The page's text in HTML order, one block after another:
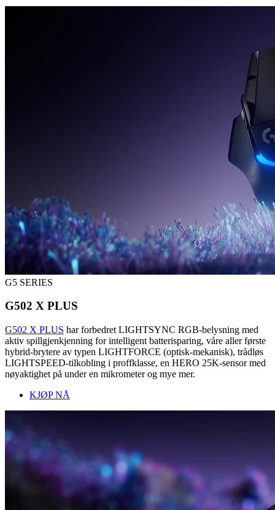
G5 SERIES
G502 X PLUS
G502 X PLUS har forbedret LIGHTSYNC RGB-belysning med
aktiv spillgjenkjenning for intelligent batterisparing, våre aller første
hybrid-brytere av typen LIGHTFORCE (optisk-mekanisk), trådløs
LIGHTSPEED-tilkobling i proffklasse, en HERO 25K-sensor med
nøyaktighet på under en mikrometer og mye mer.
KJØP NÅ